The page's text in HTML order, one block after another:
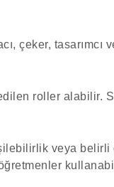
çeker, tasarımcı
roller alabilir.
veya belirli